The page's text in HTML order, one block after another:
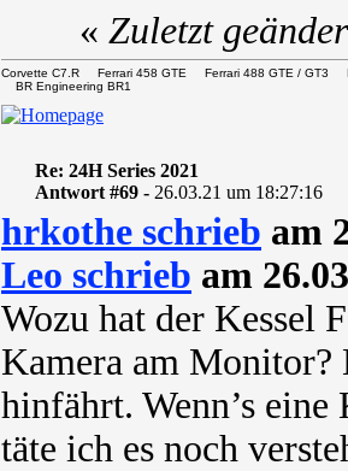
« Zuletzt
Corvette C7.R Ferrari 458 GTE Ferrari 488 GTE /
BR Engineering BR1
Re: 24H Series 2021
Antwort #69 - 26.03.21 um 18:27:16
hrkothe schrieb am
Leo schrieb am
Wozu hat der Kessel
Kamera am Monitor?
hinfährt. Wenn’s
täte ich es noch